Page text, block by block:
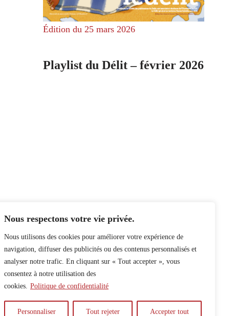
Nous respectons votre vie privée.
Nous utilisons des cookies pour améliorer votre expérience de
navigation, diffuser des publicités ou des contenus personnalisés et
analyser notre trafic. En cliquant sur « Tout accepter », vous
consentez à notre utilisation des
cookies. Politique de confidentialité
Personnaliser Tout rejeter Accepter tout
Édition du 25 mars 2026
Playlist du Délit – février 2026